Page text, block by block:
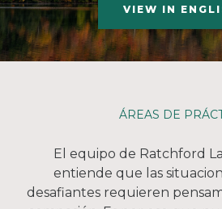
VIEW IN
ÁREAS DE
El equipo de Ratchford
entiende que las
desafiantes requieren